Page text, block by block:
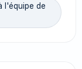
l'équipe de